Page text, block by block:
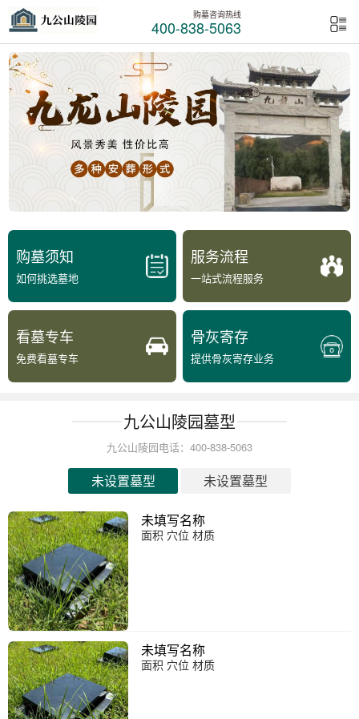
购墓咨询热线
400-838-5063
购墓须知
如何挑选墓地
服务流程
一站式流程服务
看墓专车
免费看墓专车
骨灰寄存
提供骨灰寄存业务
九公山陵园墓型
九公山陵园电话：400-838-5063
未设置墓型 未设置墓型
未填写名称
面积 穴位 材质
未填写名称
面积 穴位 材质